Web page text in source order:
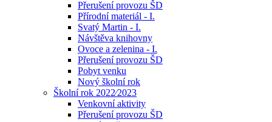
Přerušení provozu ŠD
Přírodní materiál - I.
Svatý Martin - I.
Návštěva knihovny
Ovoce a zelenina - I.
Přerušení provozu ŠD
Pobyt venku
Nový školní rok
Školní rok 2022⁄2023
Venkovní aktivity
Přerušení provozu ŠD